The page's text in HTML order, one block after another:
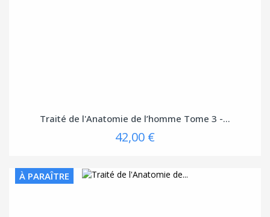
Traité de l'Anatomie de l’homme Tome 3 -...
42,00 €
À PARAÎTRE